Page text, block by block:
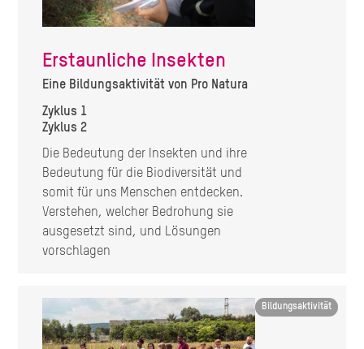
Erstaunliche Insekten
Eine Bildungsaktivität von Pro Natura
Zyklus 1
Zyklus 2
Die Bedeutung der Insekten und ihre
Bedeutung für die Biodiversität und
somit für uns Menschen entdecken.
Verstehen, welcher Bedrohung sie
ausgesetzt sind, und Lösungen
vorschlagen
Bildungsaktivität
Image